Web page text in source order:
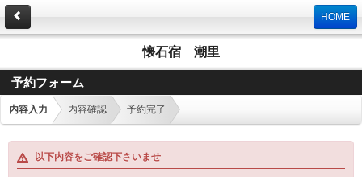
HOME
懐石宿 潮里
予約フォーム
内容入力 内容確認 予約完了
以下内容をご確認下さいませ